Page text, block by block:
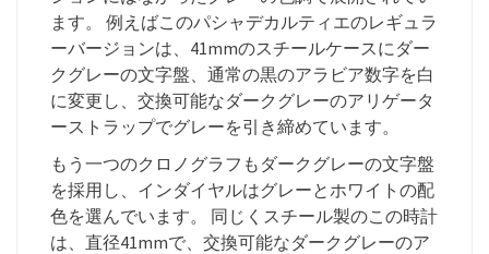
ます。 例えばこのパシャデカルティエのレギュラ
ーバージョンは、41mmのスチールケースにダー
クグレーの文字盤、通常の黒のアラビア数字を白
に変更し、交換可能なダークグレーのアリゲータ
ーストラップでグレーを引き締めています。
もう一つのクロノグラフもダークグレーの文字盤
を採用し、インダイヤルはグレーとホワイトの配
色を選んでいます。 同じくスチール製のこの時計
は、直径41mmで、交換可能なダークグレーのア